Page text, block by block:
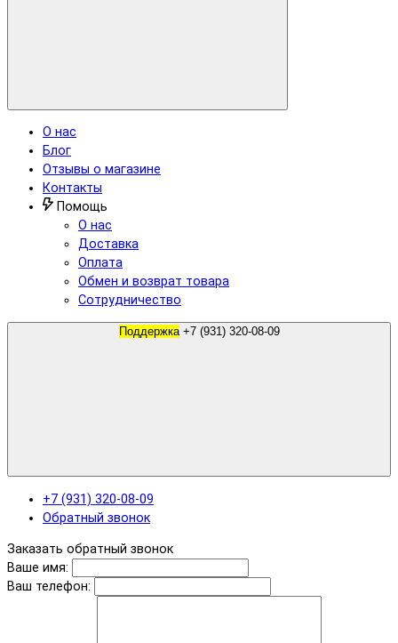
О нас
Блог
Отзывы о магазине
Контакты
Помощь
О нас
Доставка
Оплата
Обмен и возврат товара
Сотрудничество
Поддержка +7 (931) 320-08-09
+7 (931) 320-08-09
Обратный звонок
Заказать обратный звонок
Ваше имя:
Ваш телефон: